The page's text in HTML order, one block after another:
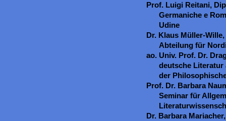
Prof. Luigi Reitani,
Germaniche e
Udine
Dr. Klaus Müller-
Abteilung für
ao. Univ. Prof. Dr.
deutsche Literatur
der
Prof. Dr. Barbara
Seminar für
Dr. Barbara